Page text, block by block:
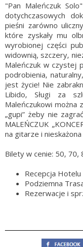
"Pan Maleńczuk
dotychczasowych
pieśni zarówno
które zyskały mu
wyrobionej części
widownią, szczery,
Maleńczuk w czystej
podrobienia,
jest życie! Nie
Libido, Sługi za
Maleńczukowi można
„gupi” żeby nie
MALEŃCZUK
na gitarze i nieskażona
Bilety w cenie: 50, 70,
Recepcja
Podziemna
Rezerwacje i